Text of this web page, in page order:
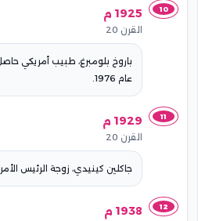
10 1925 م
القرن 20
باروخ بلومبرغ، طبيب أمريكي
عام 1976.
11 1929 م
القرن 20
جاكلين كينيدي، زوجة الرئيس
12 1938 م